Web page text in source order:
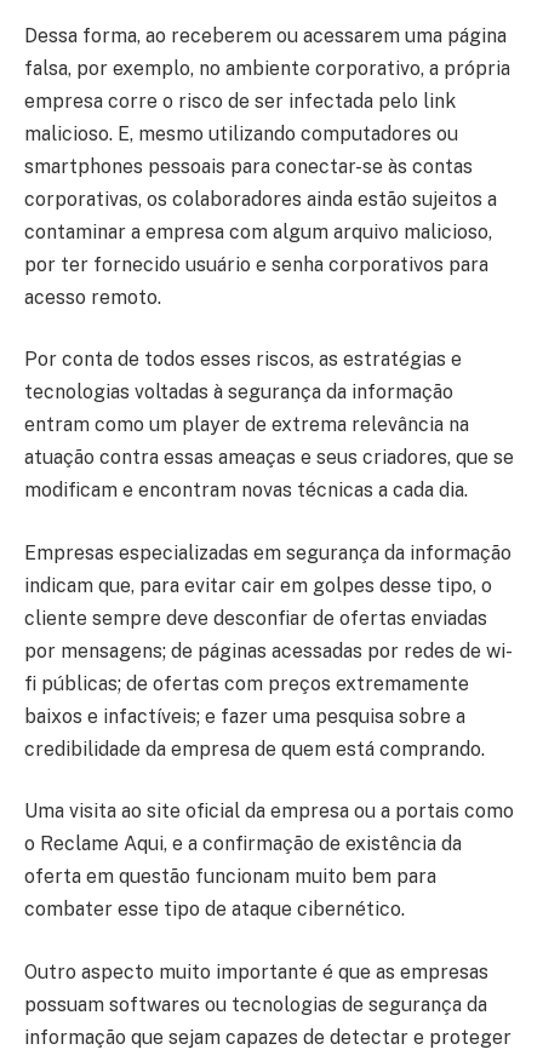
Dessa forma, ao receberem ou acessarem uma página
falsa, por exemplo, no ambiente corporativo, a própria
empresa corre o risco de ser infectada pelo link
malicioso. E, mesmo utilizando computadores ou
smartphones pessoais para conectar-se às contas
corporativas, os colaboradores ainda estão sujeitos a
contaminar a empresa com algum arquivo malicioso,
por ter fornecido usuário e senha corporativos para
acesso remoto.
Por conta de todos esses riscos, as estratégias e
tecnologias voltadas à segurança da informação
entram como um player de extrema relevância na
atuação contra essas ameaças e seus criadores, que se
modificam e encontram novas técnicas a cada dia.
Empresas especializadas em segurança da informação
indicam que, para evitar cair em golpes desse tipo, o
cliente sempre deve desconfiar de ofertas enviadas
por mensagens; de páginas acessadas por redes de wi-
fi públicas; de ofertas com preços extremamente
baixos e infactíveis; e fazer uma pesquisa sobre a
credibilidade da empresa de quem está comprando.
Uma visita ao site oficial da empresa ou a portais como
o Reclame Aqui, e a confirmação de existência da
oferta em questão funcionam muito bem para
combater esse tipo de ataque cibernético.
Outro aspecto muito importante é que as empresas
possuam softwares ou tecnologias de segurança da
informação que sejam capazes de detectar e proteger